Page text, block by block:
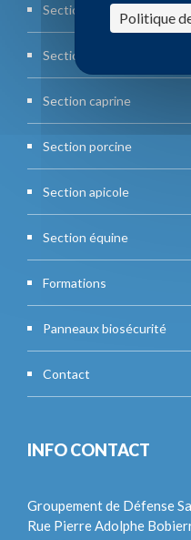
Section bovine
Section ovine
Section caprine
Section porcine
Section apicole
Section équine
Formations
Panneaux biosécurité
Contact
INFO CONTACT
Groupement de Défense
Rue Pierre Adolphe
Politique